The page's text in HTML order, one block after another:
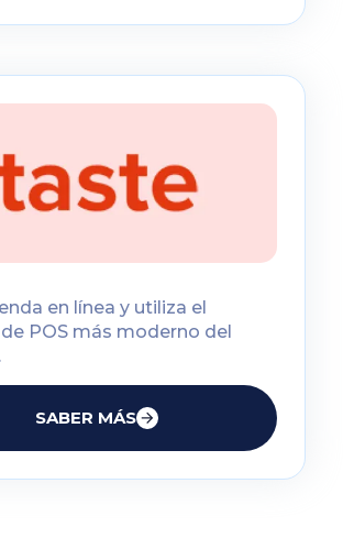
en línea y utiliza el
POS más moderno del
SABER MÁS